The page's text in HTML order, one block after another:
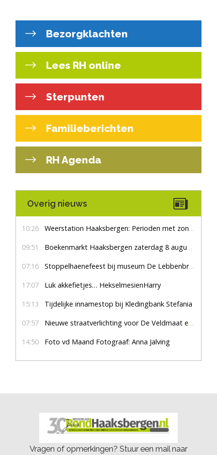
Bezorgklachten
Lees RH online
Sterpunten
Familieberichten
RH Agenda
Overig nieuws
10:26 Weerstation Haaksbergen: Perioden met zon en droog
09:51 Boekenmarkt Haaksbergen zaterdag 8 augustus, marktplein Haaksbergen
07:16 Stoppelhaenefeest bij museum De Lebbenbrugge
17:07 Luk akkefietjes… HekselmesienHarry
15:13 Tijdelijke innamestop bij Kledingbank Stefania
07:57 Nieuwe straatverlichting voor De Veldmaat en De Pas
14:50 Foto vd Maand Fotograaf: Anna Jalving
Vragen of opmerkingen? Stuur een mail naar